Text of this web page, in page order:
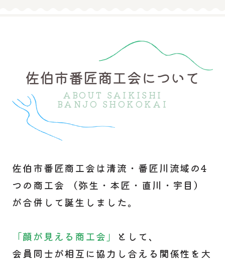
佐伯市番匠商工会について
ABOUT SAIKISHI
BANJO SHOKOKAI
佐伯市番匠商工会は清流・番匠川流域の4
つの商工会 （弥生・本匠・直川・宇目）
が合併して誕生しました。
「顔が見える商工会」
として、
会員同士が相互に協力し合える関係性を大